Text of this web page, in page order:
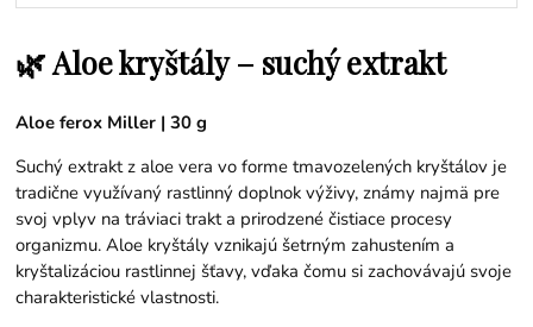
🌿 Aloe kryštály – suchý extrakt
Aloe ferox Miller | 30 g
Suchý extrakt z aloe vera vo forme tmavozelených kryštálov je
tradične využívaný rastlinný doplnok výživy, známy najmä pre
svoj vplyv na tráviaci trakt a prirodzené čistiace procesy
organizmu. Aloe kryštály vznikajú šetrným zahustením a
kryštalizáciou rastlinnej šťavy, vďaka čomu si zachovávajú svoje
charakteristické vlastnosti.